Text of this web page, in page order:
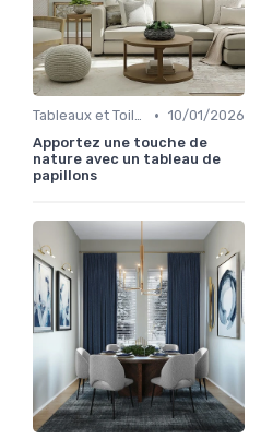
Tableaux et Toiles • 10/01/2026
Apportez une touche de
nature avec un tableau de
papillons